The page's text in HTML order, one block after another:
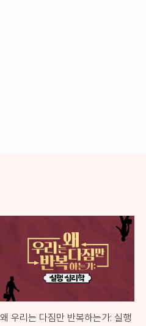
왜 우리는 다짐만 반복하는가: 실행